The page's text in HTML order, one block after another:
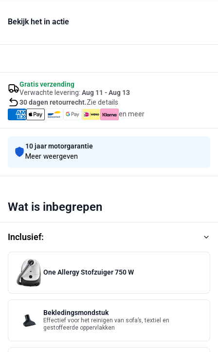
Bekijk het in actie
Gratis verzending
Verwachte levering: Aug 11 - Aug 13
30 dagen retourrecht.Zie details
en meer
10 jaar motorgarantie
Meer weergeven
Wat is inbegrepen
Inclusief:
One Allergy Stofzuiger 750 W
Bekledingsmondstuk
Effectief voor het reinigen van sofa’s, textiel en
gestoffeerde oppervlakken